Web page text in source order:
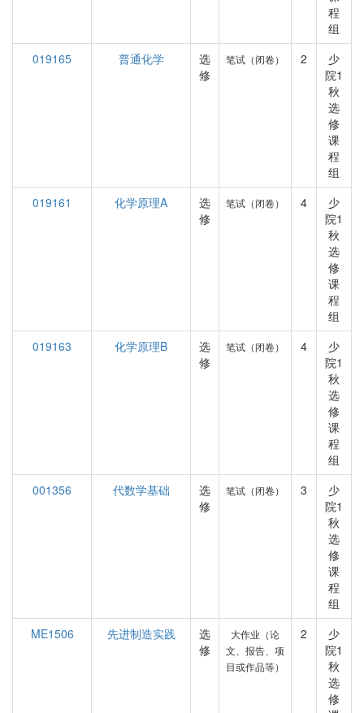
程
组
019165
普通化学
选
修
笔试（闭卷） 2
少
院1
秋
选
修
课
程
组
019161
化学原理A
选
修
笔试（闭卷） 4
少
院1
秋
选
修
课
程
组
019163
化学原理B
选
修
笔试（闭卷） 4
少
院1
秋
选
修
课
程
组
001356
代数学基础
选
修
笔试（闭卷） 3
少
院1
秋
选
修
课
程
组
ME1506
先进制造实践
选
修
大作业（论
文、报告、项
目或作品等）
2
少
院1
秋
选
修